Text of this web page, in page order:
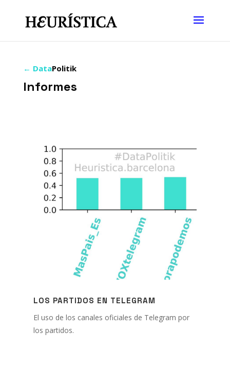
← DataPolitik
Informes
LOS PARTIDOS EN TELEGRAM
El uso de los canales oficiales de Telegram por
los partidos.